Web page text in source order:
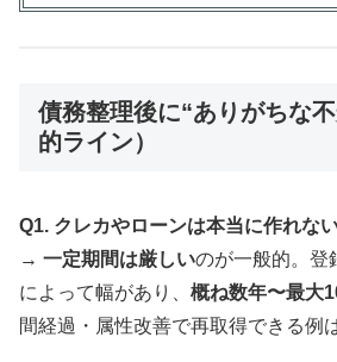
債務整理後に“ありがちな
的ライン）
Q1. クレカやローンは本当に作れな
→ 一定期間は厳しいのが一般的。登
によって幅があり、 概ね数年〜最大
間経過・属性改善で再取得できる例